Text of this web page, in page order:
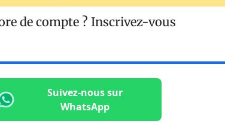
de compte ? Inscrivez-vous
Suivez-nous sur
WhatsApp